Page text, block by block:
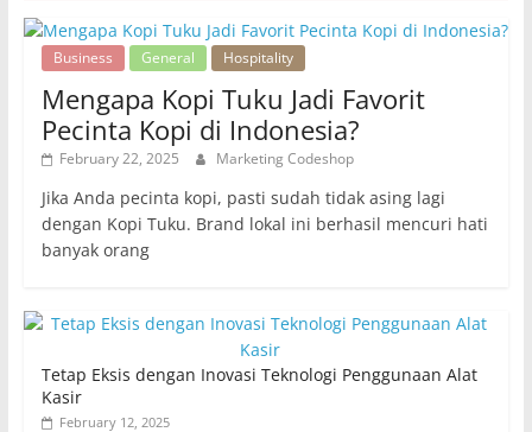
Business General Hospitality
Mengapa Kopi Tuku Jadi Favorit
Pecinta Kopi di Indonesia?
February 22, 2025 Marketing Codeshop
Jika Anda pecinta kopi, pasti sudah tidak asing lagi
dengan Kopi Tuku. Brand lokal ini berhasil mencuri hati
banyak orang
Tetap Eksis dengan Inovasi Teknologi Penggunaan Alat
Kasir
February 12, 2025